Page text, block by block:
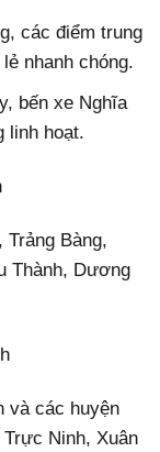
các điểm trung
nhanh chóng.
bến xe Nghĩa
linh hoạt.
Trảng Bàng,
Thành, Dương
và các huyện
Ninh, Xuân